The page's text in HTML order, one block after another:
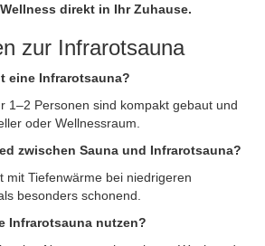
direkt in Ihr Zuhause.
zur Infrarotsauna
eine Infrarotsauna?
1–2 Personen sind kompakt gebaut und
oder Wellnessraum.
zwischen Sauna und Infrarotsauna?
mit Tiefenwärme bei niedrigeren
besonders schonend.
Infrarotsauna nutzen?